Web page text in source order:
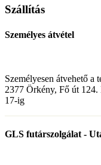
Szállítás
Személyes átvétel
Személyesen átvehető
2377 Örkény, Fő út
17-ig
GLS futárszolgálat -